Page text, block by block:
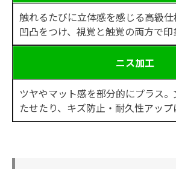
触れるたびに立体感を感じる高級
凹凸をつけ、視覚と触覚の両方で印
ニス加工
ツヤやマット感を部分的にプラス
たせたり、キズ防止・耐久性アップ